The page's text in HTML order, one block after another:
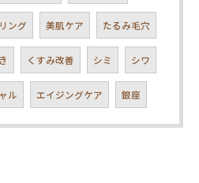
ング 美肌ケア たるみ毛穴
くすみ改善 シミ シワ
ル エイジングケア 銀座